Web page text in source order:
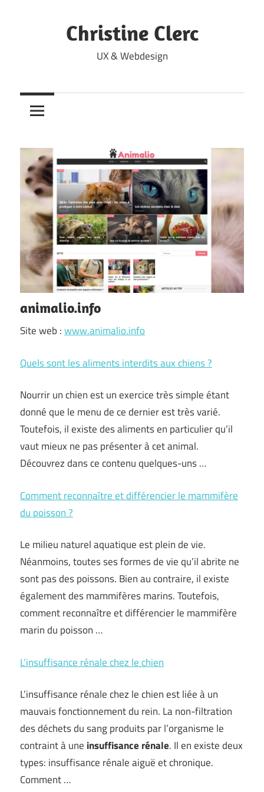
Christine Clerc
UX & Webdesign
animalio.info
Site web :www.animalio.info
Quels sont les aliments interdits aux chiens ?
Nourrir un chien est un exercice très simple étant
donné que le menu de ce dernier est très varié.
Toutefois, il existe des aliments en particulier qu’il
vaut mieux ne pas présenter à cet animal.
Découvrez dans ce contenu quelques-uns …
Comment reconnaître et différencier le mammifère
du poisson ?
Le milieu naturel aquatique est plein de vie.
Néanmoins, toutes ses formes de vie qu’il abrite ne
sont pas des poissons. Bien au contraire, il existe
également des mammifères marins. Toutefois,
comment reconnaître et différencier le mammifère
marin du poisson …
L’insuffisance rénale chez le chien
L’insuffisance rénale chez le chien est liée à un
mauvais fonctionnement du rein. La non-filtration
des déchets du sang produits par l’organisme le
contraint à une insuffisance rénale. Il en existe deux
types: insuffisance rénale aiguë et chronique.
Comment …